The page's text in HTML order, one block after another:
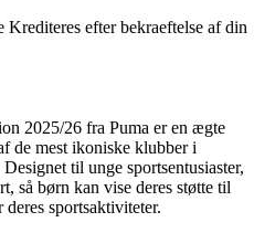
Krediteres efter bekraeftelse af din
2025/26 fra Puma er en ægte
de mest ikoniske klubber i
til unge sportsentusiaster,
så børn kan vise deres støtte til
sportsaktiviteter.